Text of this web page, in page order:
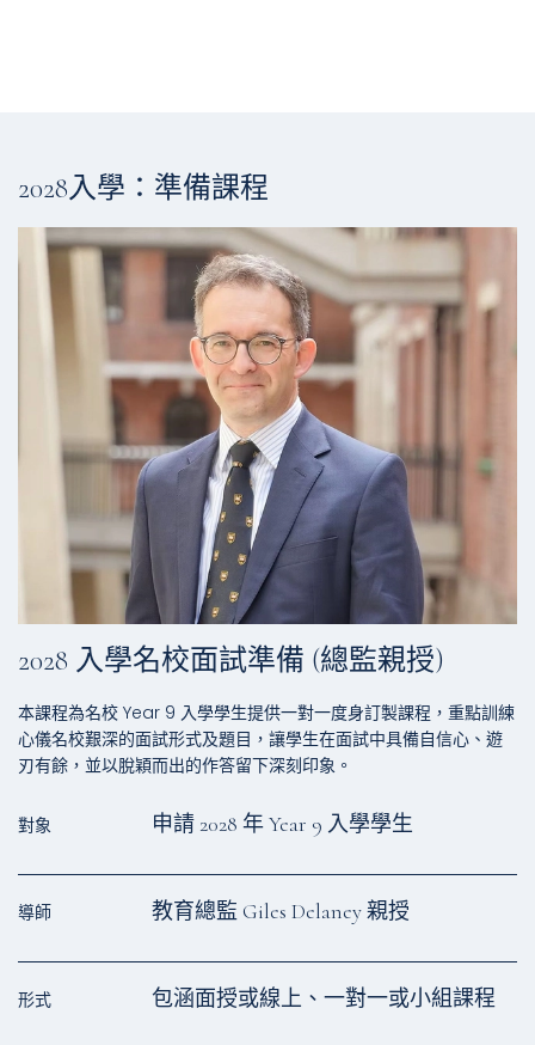
2028入學：準備課程
2028 入學名校面試準備 (總監親授)
本課程為名校 Year 9 入學學生提供一對一度身訂製課程，重點訓練
心儀名校艱深的面試形式及題目，讓學生在面試中具備自信心、遊
刃有餘，並以脫穎而出的作答留下深刻印象。
對象 申請 2028 年 Year 9 入學學⽣
導師 教育總監 Giles Delaney 親授
形式 包涵⾯授或線上、一對一或小組課程